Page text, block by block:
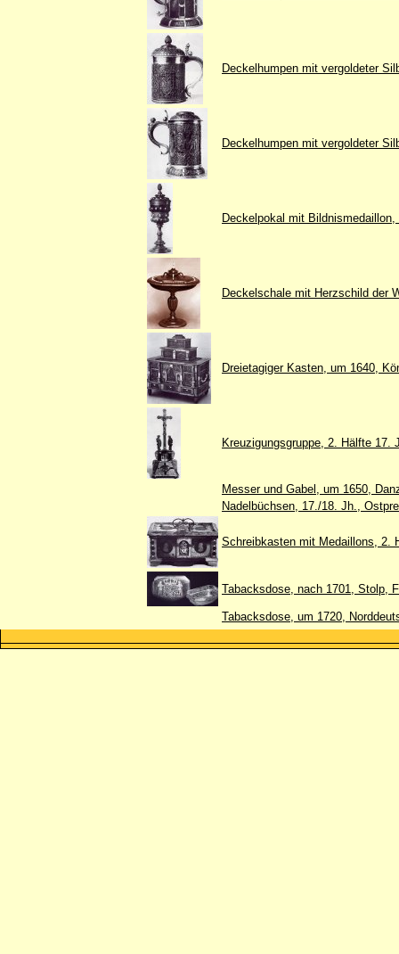
Deckelhumpen mit vergoldeter
Deckelhumpen mit vergoldeter
Deckelpokal mit
Deckelschale mit Herzschild der
Dreietagiger Kasten, um 1640,
Kreuzigungsgruppe, 2. Hälfte 17.
Messer und Gabel, um 1650,
Nadelbüchsen, 17./18. Jh.,
Schreibkasten mit Medaillons, 2.
Tabacksdose, nach 1701, Stolp,
Tabacksdose, um 1720,